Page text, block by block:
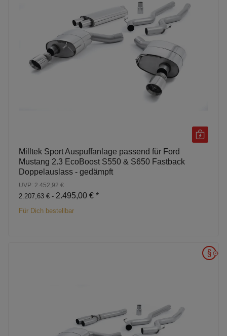
Milltek Sport Auspuffanlage passend für Ford
Mustang 2.3 EcoBoost S550 & S650 Fastback
Doppelauslass - gedämpft
UVP: 2.452,92 €
2.207,63 € - 2.495,00 € *
Für Dich bestellbar